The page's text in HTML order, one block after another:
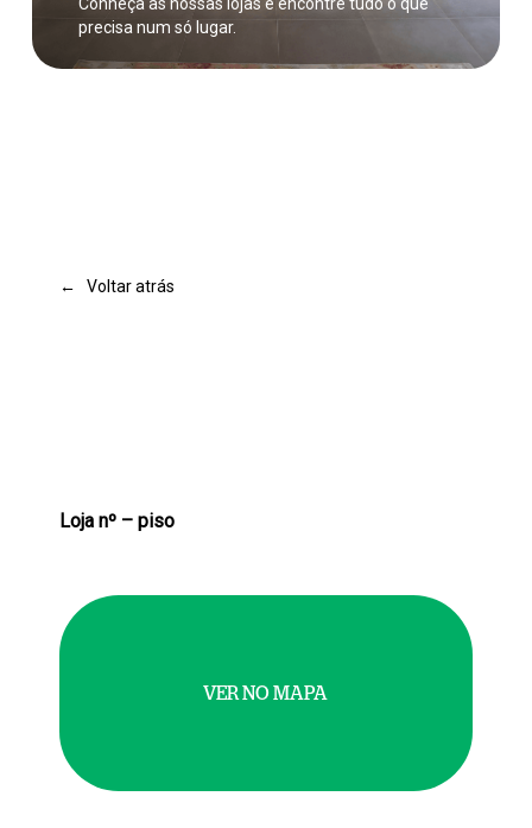
Conheça as nossas lojas e encontre tudo o que
precisa num só lugar.
← Voltar atrás
Loja nº – piso
VER NO MAPA